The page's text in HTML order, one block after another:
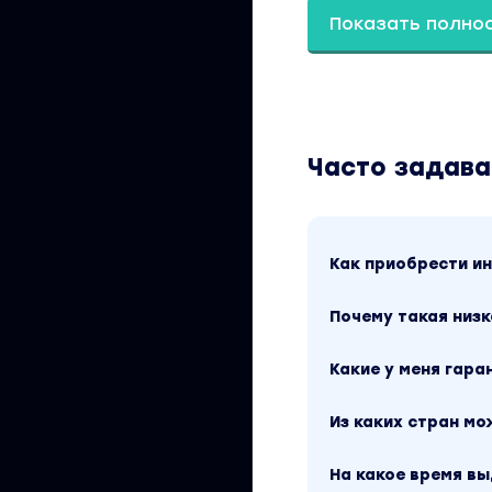
обрести ясность,
Ключ к себе и
Ключ к мышлению
Ключ к
Ключ к
Глобальные
материал
Показать
Часто
Как приобрести
Почему такая
Какие у меня
Из каких стран
На какое время